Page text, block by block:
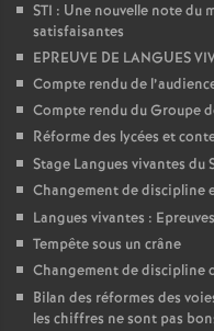
STI : Une nouvelle note du
satisfaisantes
EPREUVE DE LANGUES
Compte rendu de
Compte rendu du Groupe
Réforme des lycées et
Stage Langues vivantes du
Changement de discipline
Langues vivantes :
Tempête sous un crâne
Changement de discipline
Bilan des réformes des
les chiffres ne sont pas